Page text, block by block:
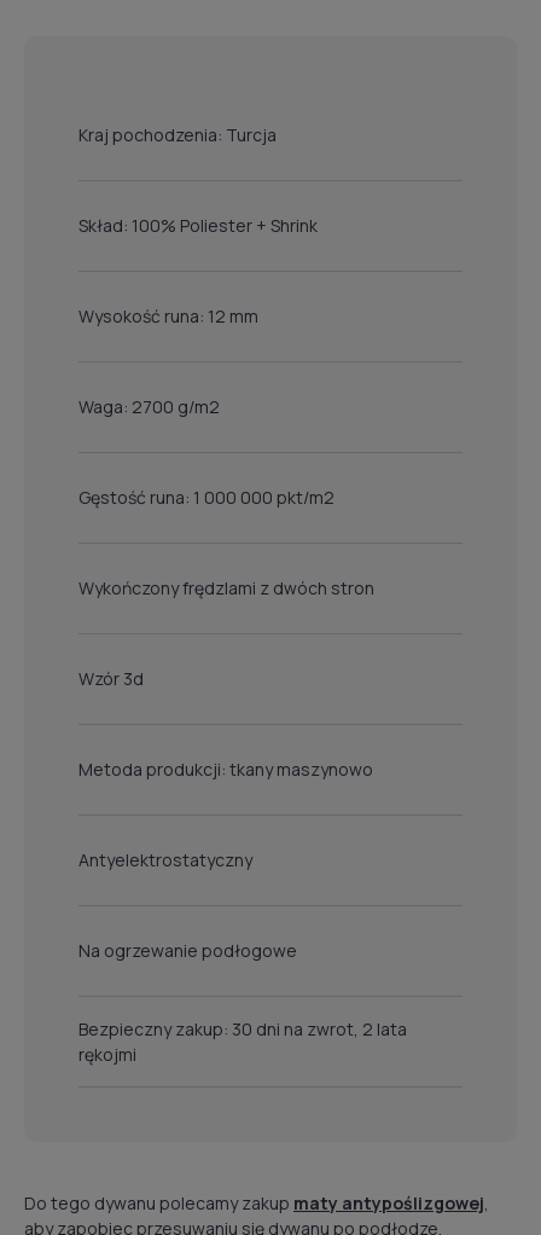
Kraj pochodzenia: Turcja
Skład: 100% Poliester + Shrink
Wysokość runa: 12 mm
Waga: 2700 g/m2
Gęstość runa: 1 000 000 pkt/m2
Wykończony frędzlami z dwóch stron
Wzór 3d
Metoda produkcji: tkany maszynowo
Antyelektrostatyczny
Na ogrzewanie podłogowe
Bezpieczny zakup: 30 dni na zwrot, 2 lata
rękojmi
Do tego dywanu polecamy zakup maty antypoślizgowej,
aby zapobiec przesuwaniu się dywanu po podłodze.